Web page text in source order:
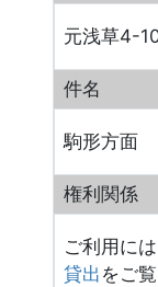
元浅草4-
件名
駒形方面
権利関係
ご利用に
貸出 をご